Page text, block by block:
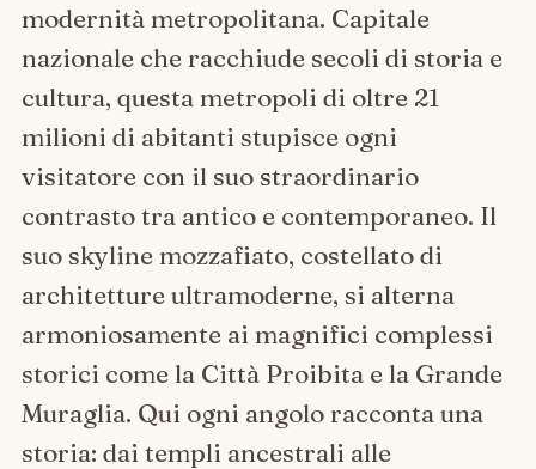
modernità metropolitana. Capitale
nazionale che racchiude secoli di storia e
cultura, questa metropoli di oltre 21
milioni di abitanti stupisce ogni
visitatore con il suo straordinario
contrasto tra antico e contemporaneo. Il
suo skyline mozzafiato, costellato di
architetture ultramoderne, si alterna
armoniosamente ai magnifici complessi
storici come la Città Proibita e la Grande
Muraglia. Qui ogni angolo racconta una
storia: dai templi ancestrali alle